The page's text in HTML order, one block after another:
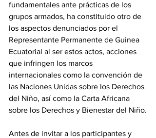
fundamentales ante prácticas de los
grupos armados, ha constituido otro de
los aspectos denunciados por el
Representante Permanente de Guinea
Ecuatorial al ser estos actos, acciones
que infringen los marcos
internacionales como la convención de
las Naciones Unidas sobre los Derechos
del Niño, así como la Carta Africana
sobre los Derechos y Bienestar del Niño.
Antes de invitar a los participantes y